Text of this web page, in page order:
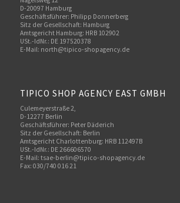
D-20097 Hamburg
Geschäftsführer: Philipp Donnerberg
Sitz der Gesellschaft: Hamburg
Amtsgericht Hamburg: HRB 102902
USt.-IdNr.: DE 197520378
E-Mail: north@tipico-shopagency.de
TIPICO SHOP AGENCY EAST GMBH
Culemeyerstraße 2,
D-12277 Berlin
Geschäftsführer: Peter Däderich
Sitz der Gesellschaft: Berlin
Amtsgericht Charlottenburg: HRB 112497B
USt.-IdNr.: DE 266606570
E-Mail: tsae-berlin@tipico-shopagency.de
Fax: 030/740 016 21